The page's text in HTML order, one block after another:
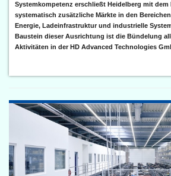
Systemkompetenz erschließt Heidelberg mit dem
systematisch zusätzliche Märkte in den
Energie, Ladeinfrastruktur und industrielle
Baustein dieser Ausrichtung ist die Bündelung
Aktivitäten in der HD Advanced Technologies